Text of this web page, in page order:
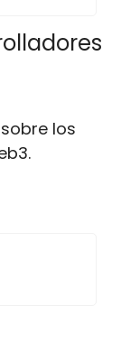
los